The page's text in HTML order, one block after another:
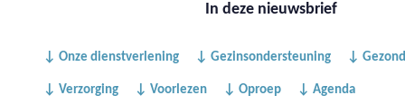
In deze nieuwsbrief
↓ Onze dienstverlening ↓ Gezinsondersteuning ↓
↓ Verzorging ↓ Voorlezen ↓ Oproep ↓ Agenda